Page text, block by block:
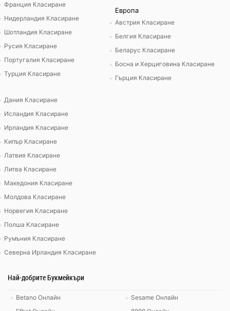
Франция Класиране
Нидерландия Класиране
Шотландия Класиране
Русия Класиране
Португалия Класиране
Турция Класиране
Европа
Австрия Класиране
Белгия Класиране
Беларус Класиране
Босна и Херциговина Класиране
Гърция Класиране
Дания Класиране
Исландия Класиране
Ирландия Класиране
Кипър Класиране
Латвия Класиране
Литва Класиране
Македония Класиране
Молдова Класиране
Норвегия Класиране
Полша Класиране
Румъния Класиране
Северна Ирландия Класиране
Най-добрите Букмейкъри
Betano Онлайн
Sesame Онлайн